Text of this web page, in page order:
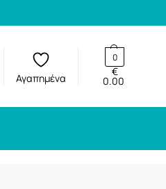
Αγαπημένα 0.00
€
0